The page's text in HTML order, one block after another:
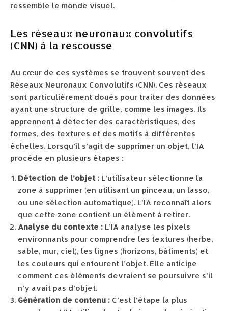
ressemble le monde visuel.
Les réseaux neuronaux convolutifs
(CNN) à la rescousse
Au cœur de ces systèmes se trouvent souvent des
Réseaux Neuronaux Convolutifs (CNN). Ces réseaux
sont particulièrement doués pour traiter des données
ayant une structure de grille, comme les images. Ils
apprennent à détecter des caractéristiques, des
formes, des textures et des motifs à différentes
échelles. Lorsqu’il s’agit de supprimer un objet, l’IA
procède en plusieurs étapes :
Détection de l’objet : L’utilisateur sélectionne la
zone à supprimer (en utilisant un pinceau, un lasso,
ou une sélection automatique). L’IA reconnaît alors
que cette zone contient un élément à retirer.
Analyse du contexte : L’IA analyse les pixels
environnants pour comprendre les textures (herbe,
sable, mur, ciel), les lignes (horizons, bâtiments) et
les couleurs qui entourent l’objet. Elle anticipe
comment ces éléments devraient se poursuivre s’il
n’y avait pas d’objet.
Génération de contenu : C’est l’étape la plus